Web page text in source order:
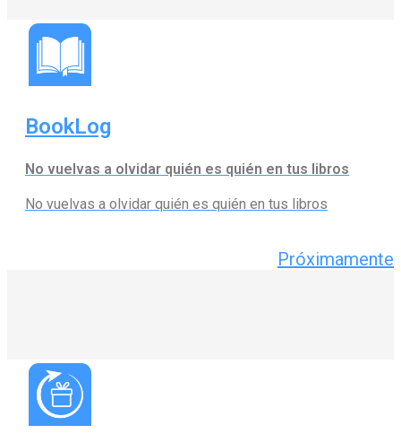
BookLog
No vuelvas a olvidar quién es quién en tus libros
No vuelvas a olvidar quién es quién en tus libros
Próximamente